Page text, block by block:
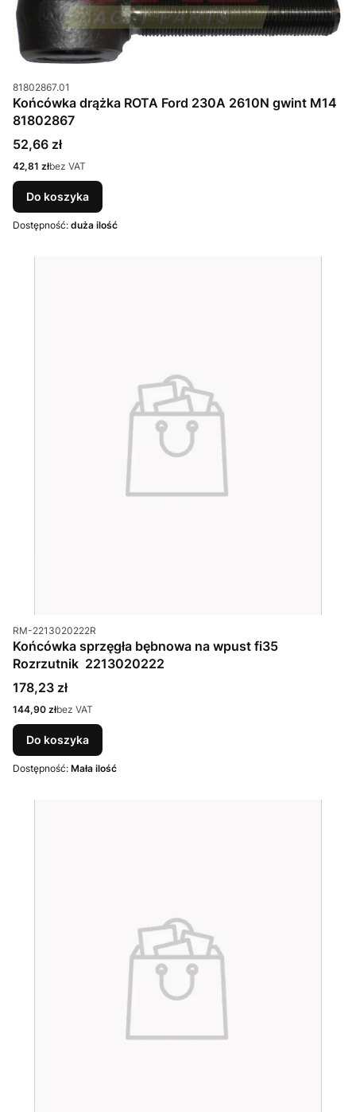
Kod produktu
81802867.01
Końcówka drążka ROTA Ford 230A 2610N gwint M14
81802867
Cena
52,66 zł
Cena
42,81 złbez VAT
Do koszyka
Dostępność: duża ilość
Kod produktu
RM-2213020222R
Końcówka sprzęgła bębnowa na wpust fi35
Rozrzutnik 2213020222
Cena
178,23 zł
Cena
144,90 złbez VAT
Do koszyka
Dostępność: Mała ilość